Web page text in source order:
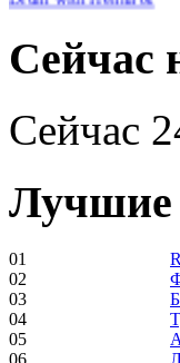
Shaman Drum
"Inner Guru"
€250.00
Frame and Shaman
Drum "Master of
Animals", tunable,
with Henna
Сейчас
Сейчас
Лучшие
01
02
03
04
05
06